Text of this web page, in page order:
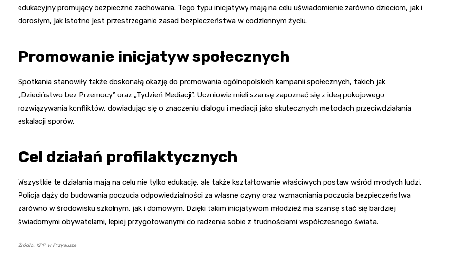
edukacyjny promujący bezpieczne zachowania. Tego typu inicjatywy mają na celu uświadomienie zarówno dzieciom, jak i
dorosłym, jak istotne jest przestrzeganie zasad bezpieczeństwa w codziennym życiu.
Promowanie inicjatyw społecznych
Spotkania stanowiły także doskonałą okazję do promowania ogólnopolskich kampanii społecznych, takich jak
„Dzieciństwo bez Przemocy” oraz „Tydzień Mediacji”. Uczniowie mieli szansę zapoznać się z ideą pokojowego
rozwiązywania konfliktów, dowiadując się o znaczeniu dialogu i mediacji jako skutecznych metodach przeciwdziałania
eskalacji sporów.
Cel działań profilaktycznych
Wszystkie te działania mają na celu nie tylko edukację, ale także kształtowanie właściwych postaw wśród młodych ludzi.
Policja dąży do budowania poczucia odpowiedzialności za własne czyny oraz wzmacniania poczucia bezpieczeństwa
zarówno w środowisku szkolnym, jak i domowym. Dzięki takim inicjatywom młodzież ma szansę stać się bardziej
świadomymi obywatelami, lepiej przygotowanymi do radzenia sobie z trudnościami współczesnego świata.
Źródło: KPP w Przysusze